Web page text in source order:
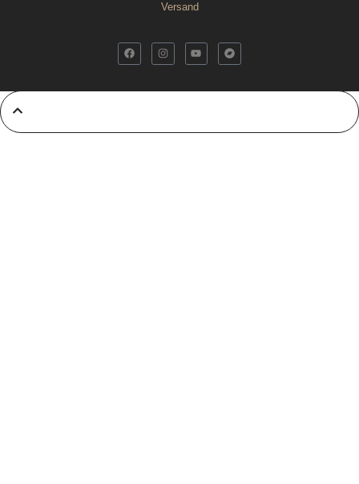
Versand